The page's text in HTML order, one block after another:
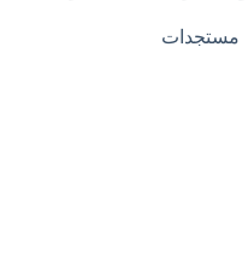
مستجدات